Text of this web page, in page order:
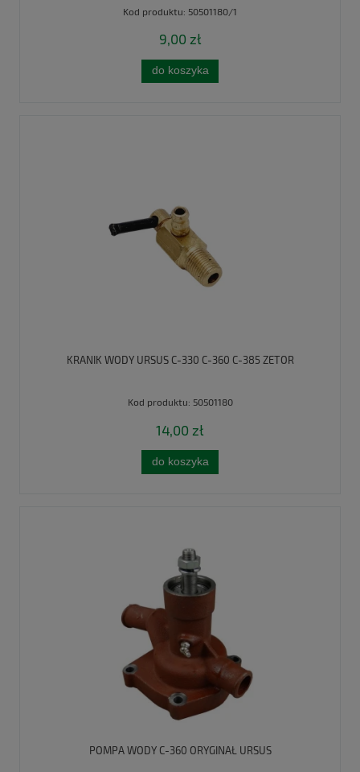
Kod produktu: 50501180/1
9,00 zł
do koszyka
KRANIK WODY URSUS C-330 C-360 C-385 ZETOR
Kod produktu: 50501180
14,00 zł
do koszyka
POMPA WODY C-360 ORYGINAŁ URSUS